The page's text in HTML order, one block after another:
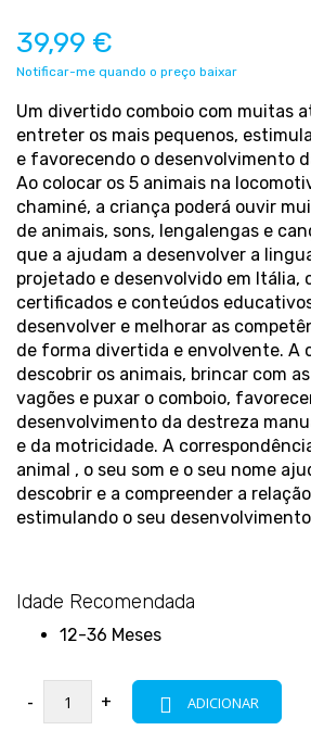
39,99 €
Notificar-me quando o preço baixar
Um divertido comboio com muitas
entreter os mais pequenos,
e favorecendo o desenvolvimento
Ao colocar os 5 animais na
chaminé, a criança poderá ouvir
de animais, sons, lengalengas e
que a ajudam a desenvolver a
projetado e desenvolvido em Itália,
certificados e conteúdos
desenvolver e melhorar as
de forma divertida e envolvente. A
descobrir os animais, brincar com
vagões e puxar o comboio,
desenvolvimento da destreza
e da motricidade. A
animal , o seu som e o seu nome
descobrir e a compreender a
estimulando o seu
Idade Recomendada
12-36 Meses
- + ADICIONAR